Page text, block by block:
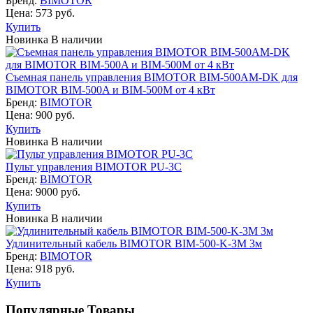
Цена: 573 руб.
Купить
Новинка В наличии
Съемная панель управления BIMOTOR BIM-500AM-DK для
BIMOTOR BIM-500A и BIM-500M от 4 кВт
Бренд: BIMOTOR
Цена: 900 руб.
Купить
Новинка В наличии
Пульт управления BIMOTOR PU-3C
Бренд: BIMOTOR
Цена: 9000 руб.
Купить
Новинка В наличии
Удлинительный кабель BIMOTOR BIM-500-K-3M 3м
Бренд: BIMOTOR
Цена: 918 руб.
Купить
Популярные Товары